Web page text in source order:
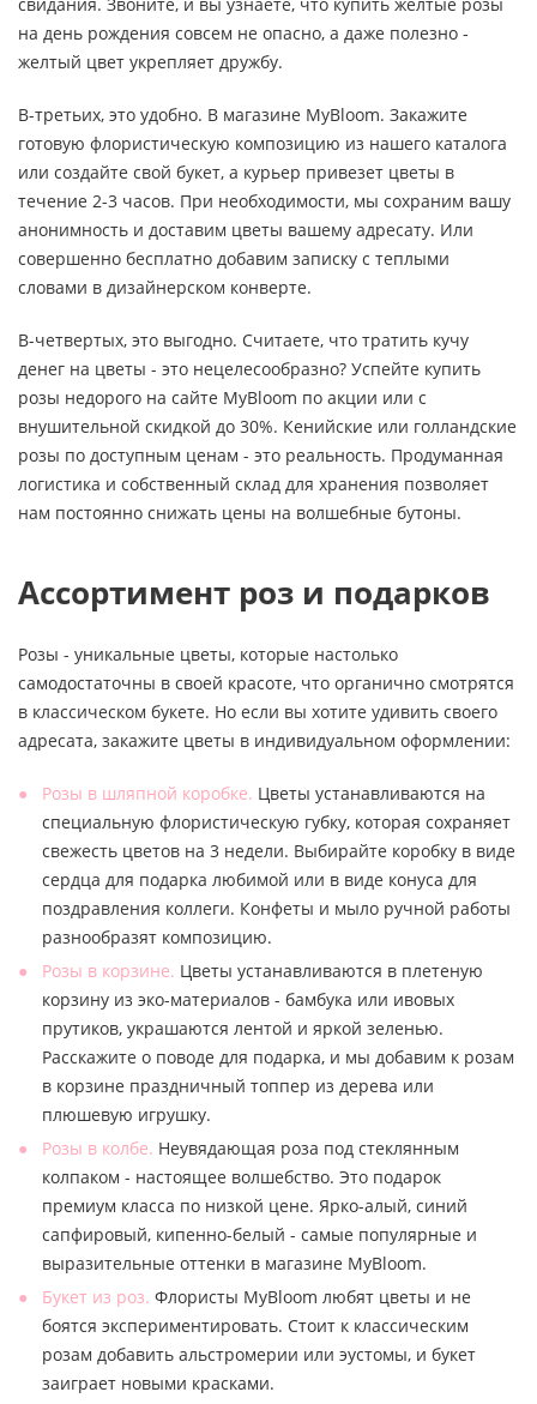
на день рождения совсем не опасно, а даже полезно -
желтый цвет укрепляет дружбу.
В-третьих, это удобно. В магазине MyBloom. Закажите
готовую флористическую композицию из нашего каталога
или создайте свой букет, а курьер привезет цветы в
течение 2-3 часов. При необходимости, мы сохраним вашу
анонимность и доставим цветы вашему адресату. Или
совершенно бесплатно добавим записку с теплыми
словами в дизайнерском конверте.
В-четвертых, это выгодно. Считаете, что тратить кучу
денег на цветы - это нецелесообразно? Успейте купить
розы недорого на сайте MyBloom по акции или с
внушительной скидкой до 30%. Кенийские или голландские
розы по доступным ценам - это реальность. Продуманная
логистика и собственный склад для хранения позволяет
нам постоянно снижать цены на волшебные бутоны.
Ассортимент роз и подарков
Розы - уникальные цветы, которые настолько
самодостаточны в своей красоте, что органично смотрятся
в классическом букете. Но если вы хотите удивить своего
адресата, закажите цветы в индивидуальном оформлении:
Розы в шляпной коробке. Цветы устанавливаются на
специальную флористическую губку, которая сохраняет
свежесть цветов на 3 недели. Выбирайте коробку в виде
сердца для подарка любимой или в виде конуса для
поздравления коллеги. Конфеты и мыло ручной работы
разнообразят композицию.
Розы в корзине. Цветы устанавливаются в плетеную
корзину из эко-материалов - бамбука или ивовых
прутиков, украшаются лентой и яркой зеленью.
Расскажите о поводе для подарка, и мы добавим к розам
в корзине праздничный топпер из дерева или
плюшевую игрушку.
Розы в колбе. Неувядающая роза под стеклянным
колпаком - настоящее волшебство. Это подарок
премиум класса по низкой цене. Ярко-алый, синий
сапфировый, кипенно-белый - самые популярные и
выразительные оттенки в магазине MyBloom.
Букет из роз. Флористы MyBloom любят цветы и не
боятся экспериментировать. Стоит к классическим
розам добавить альстромерии или эустомы, и букет
заиграет новыми красками.